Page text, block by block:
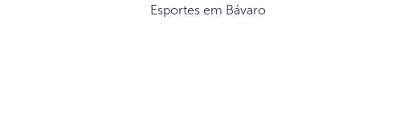
Esportes em Bávaro